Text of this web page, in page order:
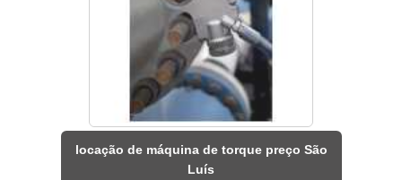
locação de máquina de torque preço São
Luís